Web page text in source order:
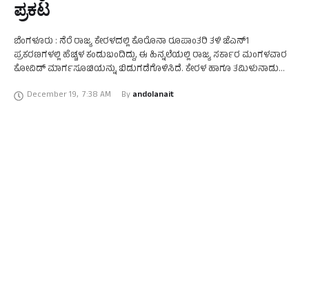
ಪ್ರಕಟ
ಬೆಂಗಳೂರು : ನೆರೆ ರಾಜ್ಯ ಕೇರಳದಲ್ಲಿ ಕೊರೊನಾ ರೂಪಾಂತರಿ ತಳಿ ಜೆಎನ್​​1
ಪ್ರಕರಣಗಳಲ್ಲಿ ಹೆಚ್ಚಳ ಕಂಡುಬಂದಿದ್ದು, ಈ ಹಿನ್ನಲೆಯಲ್ಲಿ ರಾಜ್ಯ ಸರ್ಕಾರ ಮಂಗಳವಾರ
ಕೋವಿಡ್‌ ಮಾರ್ಗಸೂಚಿಯನ್ನು ಬಿಡುಗಡೆಗೊಳಿಸಿದೆ. ಕೇರಳ ಹಾಗೂ ತಮಿಳುನಾಡು
December 19, 7:38 AM By andolanait